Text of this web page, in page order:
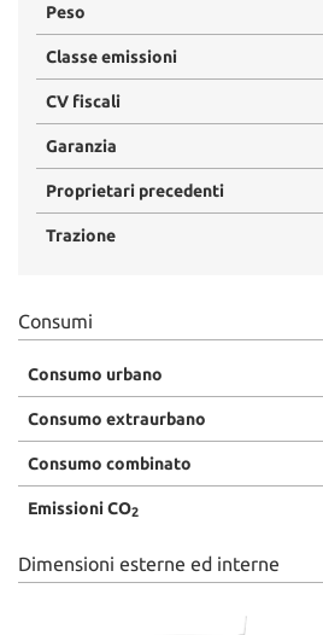
Peso
Classe emissioni
CV fiscali
Garanzia
Proprietari precedenti
Trazione
Consumi
Consumo urbano
Consumo extraurbano
Consumo combinato
Emissioni CO2
Dimensioni esterne ed interne